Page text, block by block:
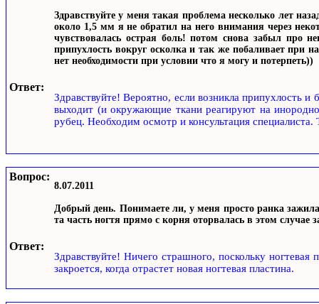
Здравствуйте у меня такая проблема несколько лет
около 1,5 мм я не обратил на него внимания через
чувствовалась острая боль! потом снова забыл про
припухлость вокруг осколка и так же побаливает при
нет необходимости при условии что я могу и потерпеть))
Ответ:
Здравствуйте! Вероятно, если возникла припухлость
выходит (и окружающие ткани реагируют на
рубец. Необходим осмотр и консультация
Вопрос:
8.07.2011
Добрый день. Понимаете ли, у меня просто ранка
та часть ногтя прямо с корня оторвалась в этом случае
Ответ:
Здравствуйте! Ничего страшного, поскольку ногтевая
закроется, когда отрастет новая ногтевая пластина.